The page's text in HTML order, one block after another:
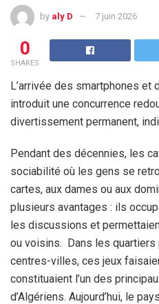
by aly D 7 juin 2026
0
SHARES
L’arrivée des smartphones et
introduit une concurrence
divertissement permanent,
Pendant des décennies, les
sociabilité où les gens se
cartes, aux dames ou aux
plusieurs avantages : ils
les discussions et
ou voisins. Dans les
centres-villes, ces jeux
constituaient l’un des
d’Algériens. Aujourd’hui, le